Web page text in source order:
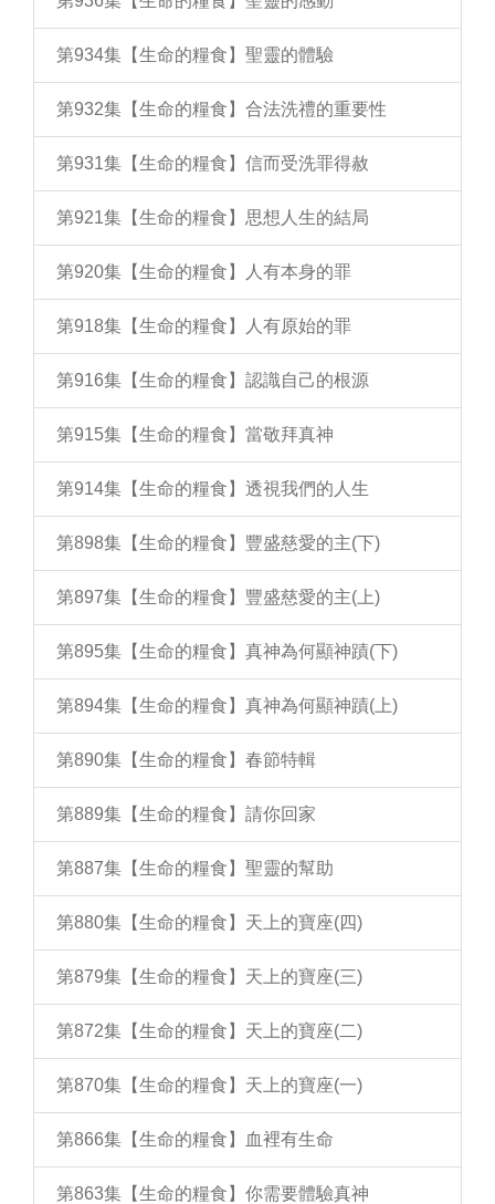
第934集【生命的糧食】聖靈的體驗
第932集【生命的糧食】合法洗禮的重要性
第931集【生命的糧食】信而受洗罪得赦
第921集【生命的糧食】思想人生的結局
第920集【生命的糧食】人有本身的罪
第918集【生命的糧食】人有原始的罪
第916集【生命的糧食】認識自己的根源
第915集【生命的糧食】當敬拜真神
第914集【生命的糧食】透視我們的人生
第898集【生命的糧食】豐盛慈愛的主(下)
第897集【生命的糧食】豐盛慈愛的主(上)
第895集【生命的糧食】真神為何顯神蹟(下)
第894集【生命的糧食】真神為何顯神蹟(上)
第890集【生命的糧食】春節特輯
第889集【生命的糧食】請你回家
第887集【生命的糧食】聖靈的幫助
第880集【生命的糧食】天上的寶座(四)
第879集【生命的糧食】天上的寶座(三)
第872集【生命的糧食】天上的寶座(二)
第870集【生命的糧食】天上的寶座(一)
第866集【生命的糧食】血裡有生命
第863集【生命的糧食】你需要體驗真神